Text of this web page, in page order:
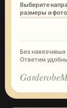
Выберите направление · Дальше 5 коротких вопросов ·
размеры и
Без навязчивых
Ответим